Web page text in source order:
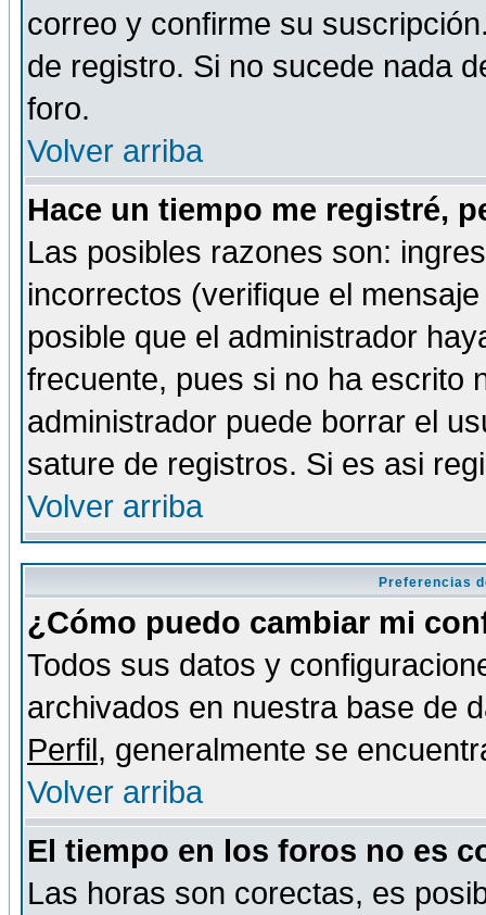
correo y confirme su
de registro. Si no sucede nada
foro.
Volver arriba
Hace un tiempo me registré,
Las posibles razones son:
incorrectos (verifique el
posible que el administrador
frecuente, pues si no ha escrito
administrador puede borrar el
sature de registros. Si es asi
Volver arriba
Preferencias
¿Cómo puedo cambiar mi
Todos sus datos y
archivados en nuestra base de
Perfil, generalmente se
Volver arriba
El tiempo en los foros no es
Las horas son corectas, es